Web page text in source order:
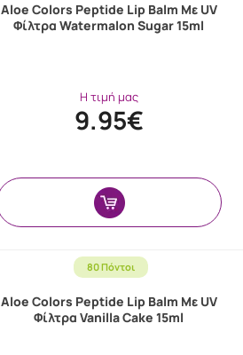
Aloe Colors Peptide Lip Balm Με UV
Φίλτρα Watermalon Sugar 15ml
Η τιμή μας
9.95€
80 Πόντοι
Aloe Colors Peptide Lip Balm Με UV
Φίλτρα Vanilla Cake 15ml